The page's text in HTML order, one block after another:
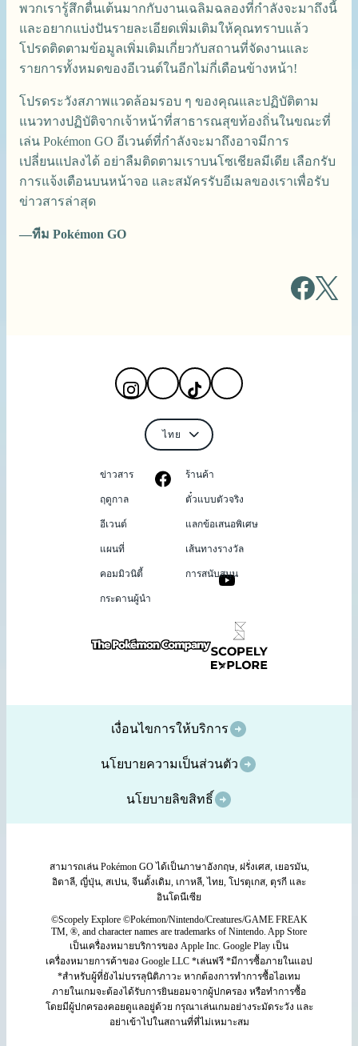
พวกเรารู้สึกตื่นเต้นมากกับงานเฉลิมฉลองที่กำลังจะมาถึงนี้
และอยากแบ่งปันรายละเอียดเพิ่มเติมให้คุณทราบแล้ว
โปรดติดตามข้อมูลเพิ่มเติมเกี่ยวกับสถานที่จัดงานและ
รายการทั้งหมดของอีเวนต์ในอีกไม่กี่เดือนข้างหน้า!
โปรดระวังสภาพแวดล้อมรอบ ๆ ของคุณและปฏิบัติตาม
แนวทางปฏิบัติจากเจ้าหน้าที่สาธารณสุขท้องถิ่นในขณะที่
เล่น Pokémon GO อีเวนต์ที่กำลังจะมาถึงอาจมีการ
เปลี่ยนแปลงได้ อย่าลืมติดตามเราบนโซเชียลมีเดีย เลือกรับ
การแจ้งเตือนบนหน้าจอ และสมัครรับอีเมลของเราเพื่อรับ
ข่าวสารล่าสุด
—ทีม Pokémon GO
ข่าวสาร
ฤดูกาล
อีเวนต์
แผนที่
คอมมิวนิตี้
กระดานผู้นำ
ร้านค้า
ตั๋วแบบตัวจริง
แลกข้อเสนอพิเศษ
เส้นทางรางวัล
การสนับสนุน
เงื่อนไขการให้บริการ
นโยบายความเป็นส่วนตัว
นโยบายลิขสิทธิ์
สามารถเล่น Pokémon GO ได้เป็นภาษาอังกฤษ, ฝรั่งเศส, เยอรมัน,
อิตาลี, ญี่ปุ่น, สเปน, จีนดั้งเดิม, เกาหลี, ไทย, โปรตุเกส, ตุรกี และ
อินโดนีเซีย
©Scopely Explore ©Pokémon/Nintendo/Creatures/GAME FREAK
TM, ®, and character names are trademarks of Nintendo. App Store
เป็นเครื่องหมายบริการของ Apple Inc. Google Play เป็น
เครื่องหมายการค้าของ Google LLC *เล่นฟรี *มีการซื้อภายในแอป
*สำหรับผู้ที่ยังไม่บรรลุนิติภาวะ หากต้องการทำการซื้อไอเทม
ภายในเกมจะต้องได้รับการยินยอมจากผู้ปกครอง หรือทำการซื้อ
โดยมีผู้ปกครองคอยดูแลอยู่ด้วย กรุณาเล่นเกมอย่างระมัดระวัง และ
อย่าเข้าไปในสถานที่ที่ไม่เหมาะสม